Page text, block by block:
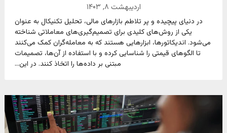
اردیبهشت ۸, ۱۴۰۳
در دنیای پیچیده و پر تلاطم بازارهای مالی، تحلیل تکنیکال به عنوان
یکی از روش‌های کلیدی برای تصمیم‌گیری‌های معاملاتی شناخته
می‌شود. اندیکاتورها، ابزارهایی هستند که به معامله‌گران کمک می‌کنند
تا الگوهای قیمتی را شناسایی کرده و با استفاده از آن‌ها، تصمیمات
مبتنی بر داده‌ها را اتخاذ کنند. در این...